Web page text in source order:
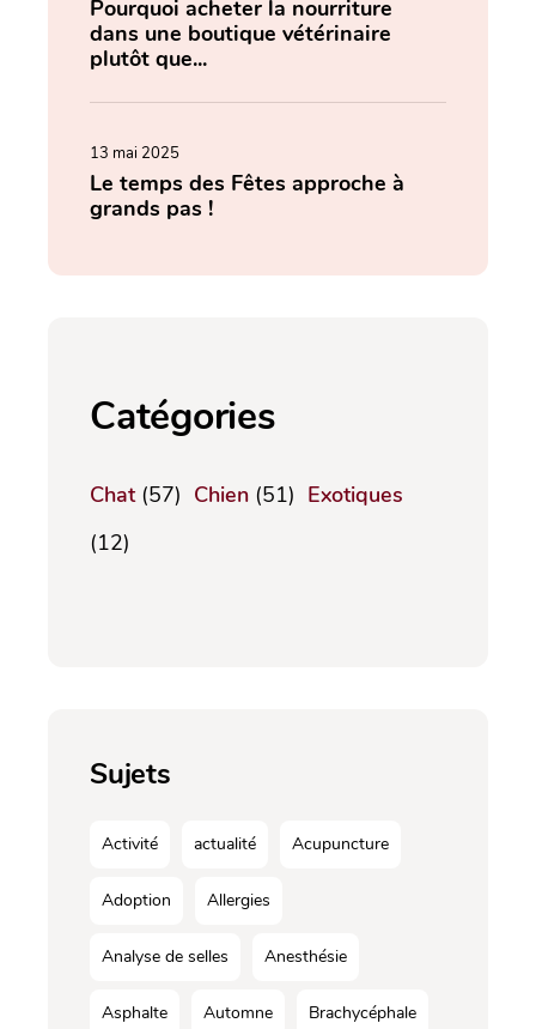
Pourquoi acheter la nourriture
dans une boutique vétérinaire
plutôt que...
13 mai 2025
Le temps des Fêtes approche à
grands pas !
Catégories
Chat(57) Chien (51) Exotiques
(12)
Sujets
Activité actualité Acupuncture
Adoption Allergies
Analyse de selles Anesthésie
Asphalte Automne Brachycéphale